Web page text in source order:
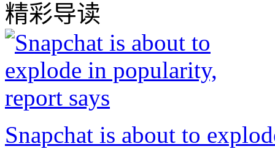
精彩导读
Snapchat is about to